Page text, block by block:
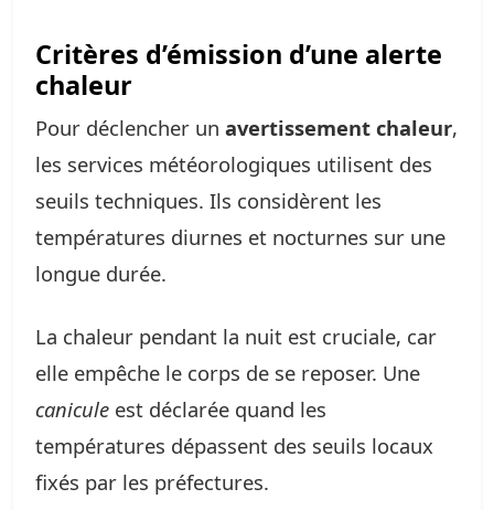
Critères d’émission d’une alerte
chaleur
Pour déclencher un avertissement chaleur,
les services météorologiques utilisent des
seuils techniques. Ils considèrent les
températures diurnes et nocturnes sur une
longue durée.
La chaleur pendant la nuit est cruciale, car
elle empêche le corps de se reposer. Une
canicule est déclarée quand les
températures dépassent des seuils locaux
fixés par les préfectures.